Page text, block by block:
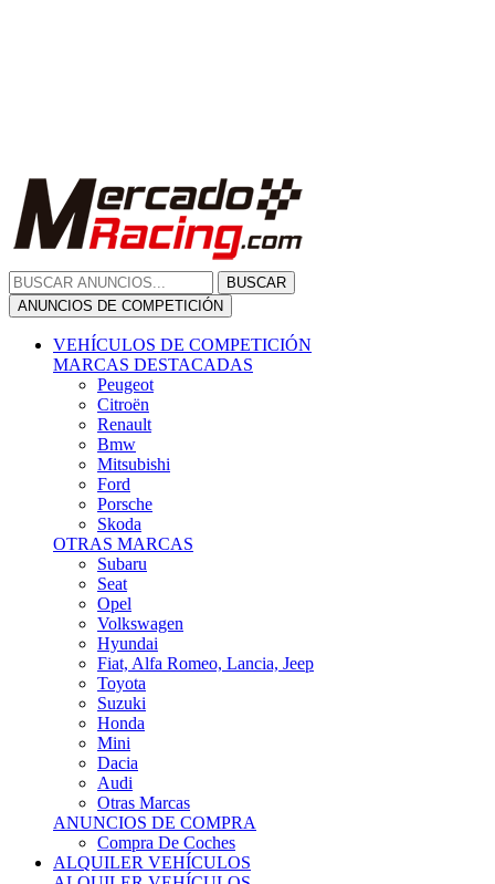
Porsche
Skoda
OTRAS MARCAS
Seat
Opel
Volkswagen
Hyundai
Fiat, Alfa Romeo, Lancia, Jeep
Toyota
Suzuki
Honda
Mini
Dacia
Audi
Otras Marcas
ANUNCIOS DE COMPRA
Compra De Coches
ALQUILER VEHÍCULOS
ALQUILER VEHÍCULOS
Ofertas
Búsquedas
PERSONAL
COPILOTOS
Copilotos Disponibles
Busqueda De Copilotos
MECANICOS
Mecánicos Disponibles
Búsqueda De Mecánicos
PIEZAS DE COMPETICIÓN
MECÁNICA
Motores
Refrigeración
Electrónica
Cajas De Cambio